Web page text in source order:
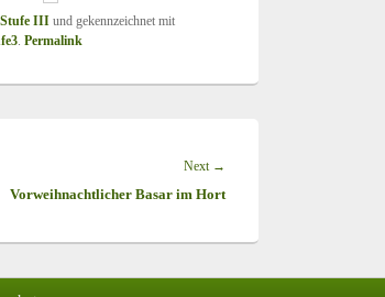
Stufe III und gekennzeichnet mit
. Permalink
Next →
post:
Vorweihnachtlicher Basar im Hort